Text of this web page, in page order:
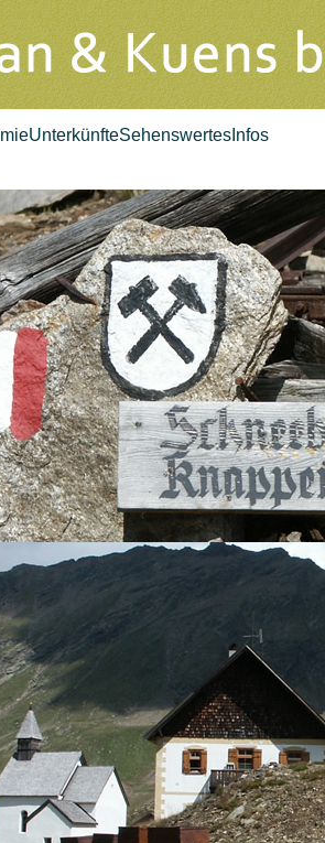
UnterkünfteSehenswertes Infos